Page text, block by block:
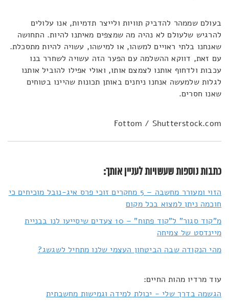
בעולם שממהר להדביק תוויות ולייצר תדמיות, אנו עלולים
להרגיש שלעולם לא נהיה מה שמצפים מאיתנו להיות. התחושה
שאנחנו בלתי ראויים למשהו, או למישהו, עשויה להיות מתסכלת.
עם זאת, דווקא ההשלמה עם הפער הזה עשויה לשחרר בנו
עכבות ולדחוף אותנו לצמצם אותו, ואולי אפילו להוביל אותנו
לגלות שלמעשה אנחנו ניחנים באותן תכונות שהיינו בטוחים
שאנו חסרים.
Fottom / Shutterstock.com
כתבות נוספות שעשויות לעניין אותך:
הזוי ומעורר מחשבה – 5 מחקרים זוכי פרס איג-נובל מוכיחים כי
חוכמה ניתן למצוא בכל מקום
מ"קוד סגור" ל"קוד פתוח" – 10 צעדים שיסייעו לנו בבניית
מיינדסט של צמיחה
מהי הנקודה שבה הביטחון העצמי שלנו מתחיל לשגשג?
עוד מרדיו מהות החיים:
הגשמה בדרך שלי - יכולת למידה וגמישות מחשבתית